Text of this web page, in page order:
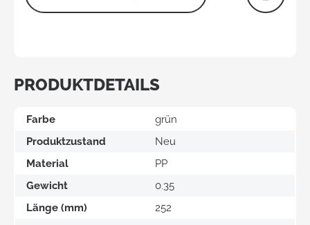
PRODUKTDETAILS
Farbe
grün
Produktzustand
Neu
Material
PP
Gewicht
0.35
Länge (mm)
252